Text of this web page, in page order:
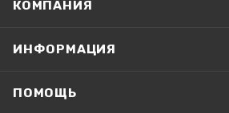
КОМПАНИЯ
ИНФОРМАЦИЯ
ПОМОЩЬ